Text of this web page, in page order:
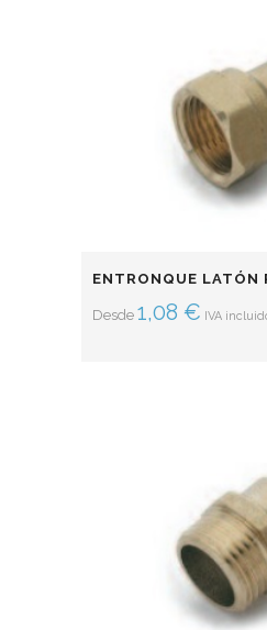
ENTRONQUE LATÓN
Desde 1,08 € IVA